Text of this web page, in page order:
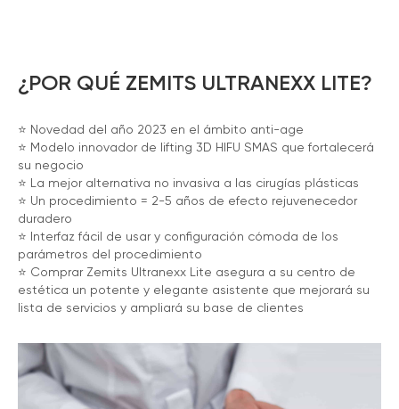
¿POR QUÉ ZEMITS ULTRANEXX LITE?
⭐️ Novedad del año 2023 en el ámbito anti-age
⭐️ Modelo innovador de lifting 3D HIFU SMAS que fortalecerá
su negocio
⭐️ La mejor alternativa no invasiva a las cirugías plásticas
⭐️ Un procedimiento = 2-5 años de efecto rejuvenecedor
duradero
⭐️ Interfaz fácil de usar y configuración cómoda de los
parámetros del procedimiento
⭐️ Comprar Zemits Ultranexx Lite asegura a su centro de
estética un potente y elegante asistente que mejorará su
lista de servicios y ampliará su base de clientes